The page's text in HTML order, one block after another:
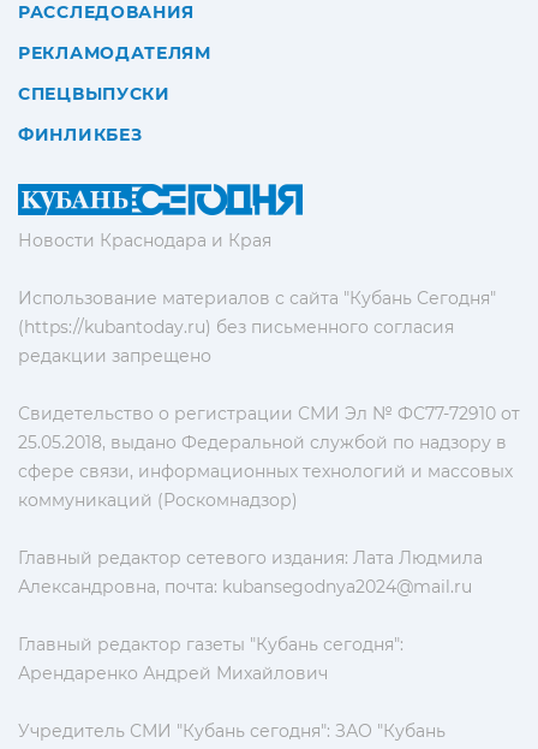
Новости Краснодара и Края
Использование материалов с сайта "Кубань Сегодня"
(https://kubantoday.ru) без письменного согласия
редакции запрещено
Свидетельство о регистрации СМИ Эл № ФС77-72910 от
25.05.2018, выдано Федеральной службой по надзору в
сфере связи, информационных технологий и массовых
коммуникаций (Роскомнадзор)
Главный редактор сетевого издания: Лата Людмила
Александровна, почта: kubansegodnya2024@mail.ru
Главный редактор газеты "Кубань сегодня":
Арендаренко Андрей Михайлович
Учредитель СМИ "Кубань сегодня": ЗАО "Кубань
РАССЛЕДОВАНИЯ
РЕКЛАМОДАТЕЛЯМ
СПЕЦВЫПУСКИ
ФИНЛИКБЕЗ